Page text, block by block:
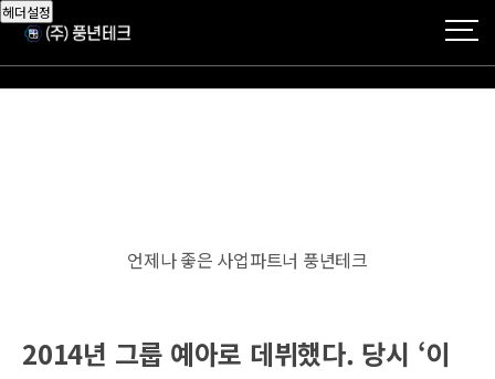
헤더설정
언제나 좋은 사업파트너 풍년테크
2014년 그룹 예아로 데뷔했다. 당시 ‘이